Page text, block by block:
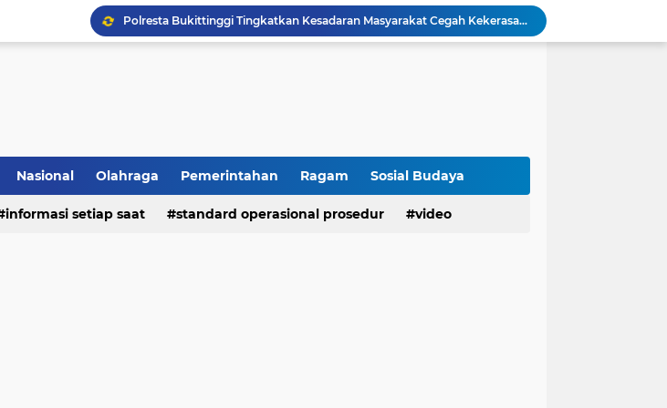
Polresta Bukittinggi Tingkatkan Kesadaran Masyarakat Cegah Kekerasan terhadap Perempuan dan TPPO
Raih IKPA 100, Polresta Bukittinggi Buktikan Pengelolaan Anggaran yang Profesional dan Akuntabel
Tanamkan Kesadaran Sejak Dini, Binmas Polresta Bukittinggi Sosialisasikan Bahaya NAPZA di SMPN 1 Bukittinggi
Nasional Olahraga Pemerintahan Ragam Sosial Budaya
informasi setiap saat standard operasional prosedur video